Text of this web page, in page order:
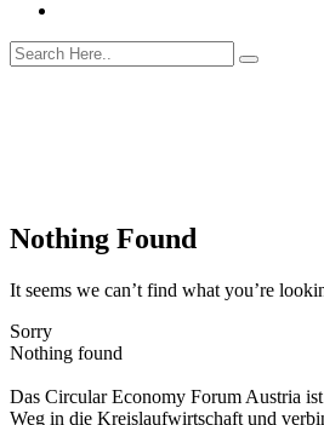
Nothing Found
It seems we can’t find what you’re
Sorry
Nothing found
Das Circular Economy Forum Austria
Weg in die Kreislaufwirtschaft und